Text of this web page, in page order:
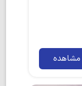
مشاهده